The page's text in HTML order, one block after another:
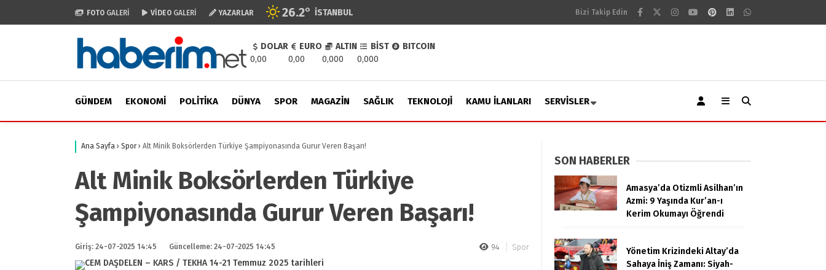
FOTO GALERİ VİDEO GALERİ YAZARLAR 26.2° İSTANBUL Bizi Takip Edin
DOLAR
0,00
EURO
0,00
ALTIN
0,000
BİST
0,000
BITCOIN
GÜNDEM EKONOMI POLITIKA DÜNYA SPOR MAGAZIN SAĞLIK TEKNOLOJI KAMU İLANLARI SERVISLER
Ana Sayfa › Spor› Alt Minik Boksörlerden Türkiye Şampiyonasında Gurur Veren Başarı!
Alt Minik Boksörlerden Türkiye
Şampiyonasında Gurur Veren Başarı!
Giriş: 24-07-2025 14:45 Güncelleme: 24-07-2025 14:45 94 Spor
SON HABERLER
Amasya’da Otizmli Asilhan’ın
Azmi: 9 Yaşında Kur’an-ı
Kerim Okumayı Öğrendi
Yönetim Krizindeki Altay’da
Sahaya İniş Zamanı: Siyah-